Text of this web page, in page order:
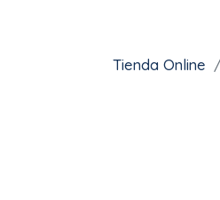
Tienda Online